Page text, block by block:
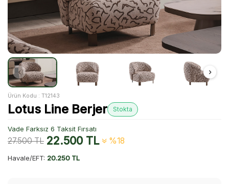
Ürün Kodu : T12143
Lotus Line Berjer Stokta
Vade Farksız 6 Taksit Fırsatı
27.500TL 22.500TL %18
Havale/EFT: 20.250 TL